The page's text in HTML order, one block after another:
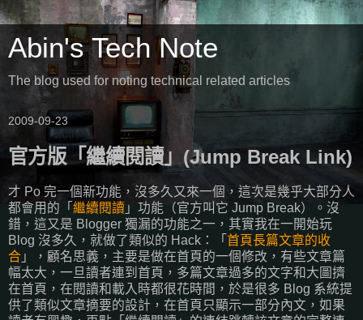
Abin's Tech Note
The blog used for noting technical related articles
2009-09-23
官方版「繼續閱讀」(Jump Break Link)
才 Po 完一個新功能，沒多久又來一個，這次是幾乎大部分人
都會用的「 繼續閱讀 」功能（官方叫它 Jump Break）。沒
錯，這又是 Blogger 獨漏的功能之一，其實我在一開始玩
Blog 沒多久，就做了類似的 Hack：「 首頁長篇文章的收
合 」，顧名思義，主要是做在首頁的一個修改，有些文章篇
幅太大，一旦讀者連到首頁，多篇文章過多的文字和大圖擠
在首頁，在閱讀和載入時都很花時間，於是很多 Blog 系統提
供了類似文章摘要的設計，在首頁只顯示一部分內文，如果